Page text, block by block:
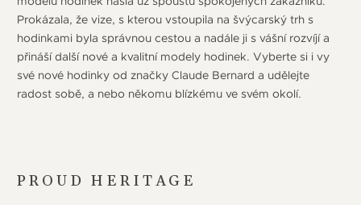
Prokázala, že vize, s kterou vstoupila na švýcarský trh s
hodinkami byla správnou cestou a nadále ji s vášní rozvíjí a
přináší další nové a kvalitní modely hodinek. Vyberte si i vy
své nové hodinky od značky Claude Bernard a udělejte
radost sobě, a nebo někomu blízkému ve svém okolí.
PROUD HERITAGE